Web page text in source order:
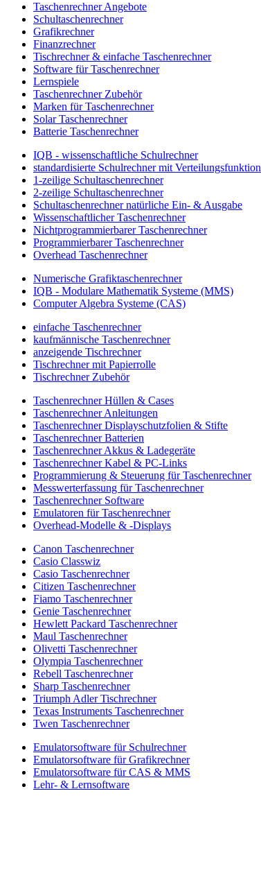
Taschenrechner Angebote
Schultaschenrechner
Grafikrechner
Finanzrechner
Tischrechner & einfache Taschenrechner
Software für Taschenrechner
Lernspiele
Taschenrechner Zubehör
Marken für Taschenrechner
Solar Taschenrechner
Batterie Taschenrechner
IQB - wissenschaftliche Schulrechner
standardisierte Schulrechner mit Verteilungsfunktion
1-zeilige Schultaschenrechner
2-zeilige Schultaschenrechner
Schultaschenrechner natürliche Ein- & Ausgabe
Wissenschaftlicher Taschenrechner
Nichtprogrammierbarer Taschenrechner
Programmierbarer Taschenrechner
Overhead Taschenrechner
Numerische Grafiktaschenrechner
IQB - Modulare Mathematik Systeme (MMS)
Computer Algebra Systeme (CAS)
einfache Taschenrechner
kaufmännische Taschenrechner
anzeigende Tischrechner
Tischrechner mit Papierrolle
Tischrechner Zubehör
Taschenrechner Hüllen & Cases
Taschenrechner Anleitungen
Taschenrechner Displayschutzfolien & Stifte
Taschenrechner Batterien
Taschenrechner Akkus & Ladegeräte
Taschenrechner Kabel & PC-Links
Programmierung & Steuerung für Taschenrechner
Messwerterfassung für Taschenrechner
Taschenrechner Software
Emulatoren für Taschenrechner
Overhead-Modelle & -Displays
Canon Taschenrechner
Casio Classwiz
Casio Taschenrechner
Citizen Taschenrechner
Fiamo Taschenrechner
Genie Taschenrechner
Hewlett Packard Taschenrechner
Maul Taschenrechner
Olivetti Taschenrechner
Olympia Taschenrechner
Rebell Taschenrechner
Sharp Taschenrechner
Triumph Adler Tischrechner
Texas Instruments Taschenrechner
Twen Taschenrechner
Emulatorsoftware für Schulrechner
Emulatorsoftware für Grafikrechner
Emulatorsoftware für CAS & MMS
Lehr- & Lernsoftware